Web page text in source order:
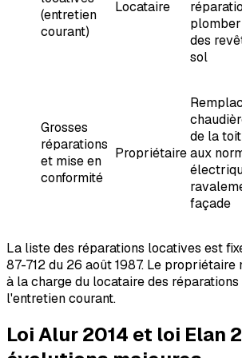
(entretien
courant)
Locataire
des
sol
Grosses
réparations
et mise en
conformité
Propriétaire
de la
aux
façade
La liste des réparations locatives est
87-712 du 26 août 1987. Le
à la charge du locataire des
l'entretien courant.
Loi Alur 2014 et loi Elan